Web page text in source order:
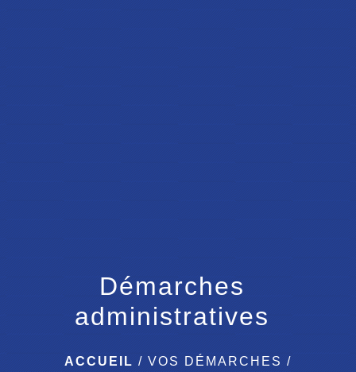
Démarches
administratives
ACCUEIL / VOS DÉMARCHES /